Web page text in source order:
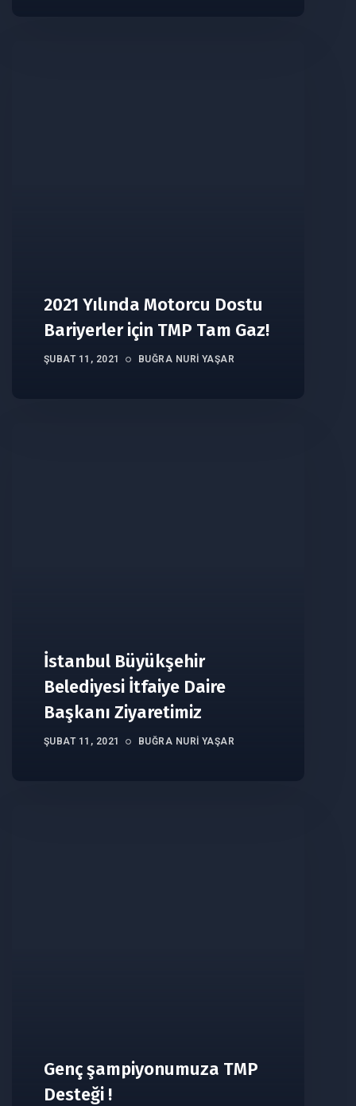
2021 Yılında Motorcu Dostu
Bariyerler için TMP Tam Gaz!
ŞUBAT 11, 2021 BUĞRA NURI YAŞAR
İstanbul Büyükşehir
Belediyesi İtfaiye Daire
Başkanı Ziyaretimiz
ŞUBAT 11, 2021 BUĞRA NURI YAŞAR
Genç şampiyonumuza TMP
Desteği !